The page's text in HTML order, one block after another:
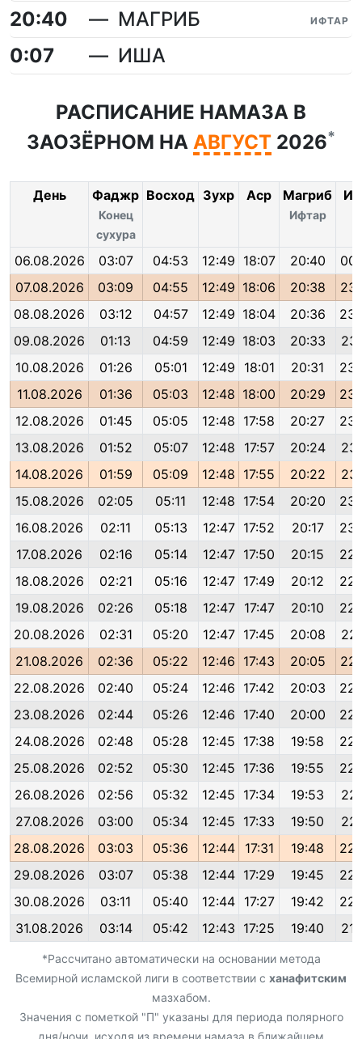
20:40
МАГРИБ ИФТАР
0:07 ИША
РАСПИСАНИЕ НАМАЗА В
ЗАОЗЁРНОМ НА АВГУСТ 2026*
День Фаджр
Конец
сухура
Восход Зухр Аср Магриб
Ифтар
06.08.2026 03:07 04:53 12:49 18:07 20:40
07.08.2026
03:09 04:55 12:49 18:06 20:38
08.08.2026
03:12 04:57 12:49 18:04 20:36
09.08.2026
01:13 04:59 12:49 18:03 20:33
10.08.2026
01:26 05:01 12:49 18:01 20:31
11.08.2026
01:36 05:03 12:48 18:00 20:29
12.08.2026
01:45 05:05 12:48 17:58 20:27
13.08.2026
01:52 05:07 12:48 17:57 20:24
14.08.2026
01:59 05:09 12:48 17:55 20:22
15.08.2026
02:05 05:11 12:48 17:54 20:20
16.08.2026
02:11 05:13 12:47 17:52 20:17
17.08.2026
02:16 05:14 12:47 17:50 20:15
18.08.2026
02:21 05:16 12:47 17:49 20:12
19.08.2026
02:26 05:18 12:47 17:47 20:10
20.08.2026
02:31 05:20 12:47 17:45 20:08
21.08.2026
02:36 05:22 12:46 17:43 20:05
22.08.2026
02:40 05:24 12:46 17:42 20:03
23.08.2026
02:44 05:26 12:46 17:40 20:00
24.08.2026
02:48 05:28 12:45 17:38 19:58
25.08.2026
02:52 05:30 12:45 17:36 19:55
26.08.2026
02:56 05:32 12:45 17:34 19:53
27.08.2026
03:00 05:34 12:45 17:33 19:50
28.08.2026
03:03 05:36 12:44 17:31 19:48
29.08.2026
03:07 05:38 12:44 17:29 19:45
30.08.2026
03:11 05:40 12:44 17:27 19:42
31.08.2026
03:14 05:42 12:43 17:25 19:40
*Рассчитано автоматически на основании метода
Всемирной исламской лиги в соответствии с ханафитским
мазхабом.
Значения с пометкой "П" указаны для периода полярного
дня/ночи, исходя из времени намаза в ближайшем